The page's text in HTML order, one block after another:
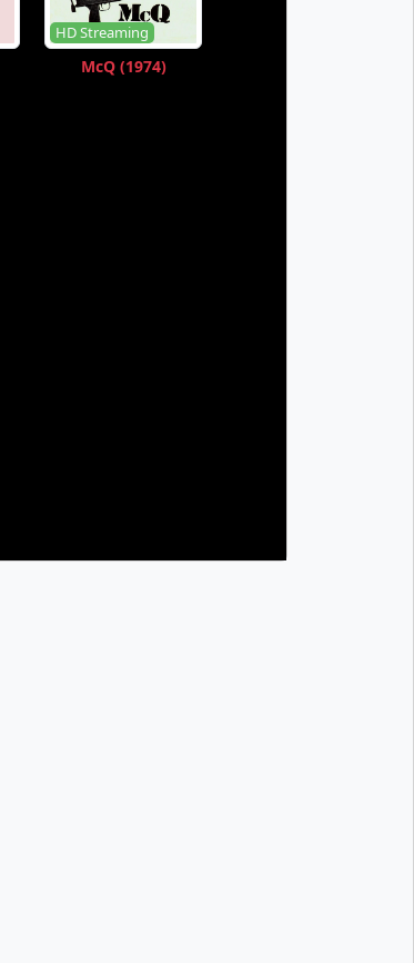
HD Streaming
McQ (1974)